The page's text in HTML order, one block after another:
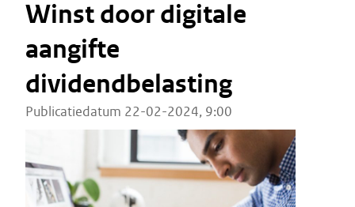
Winst door digitale
aangifte
dividendbelasting
Publicatiedatum 22-02-2024, 9:00